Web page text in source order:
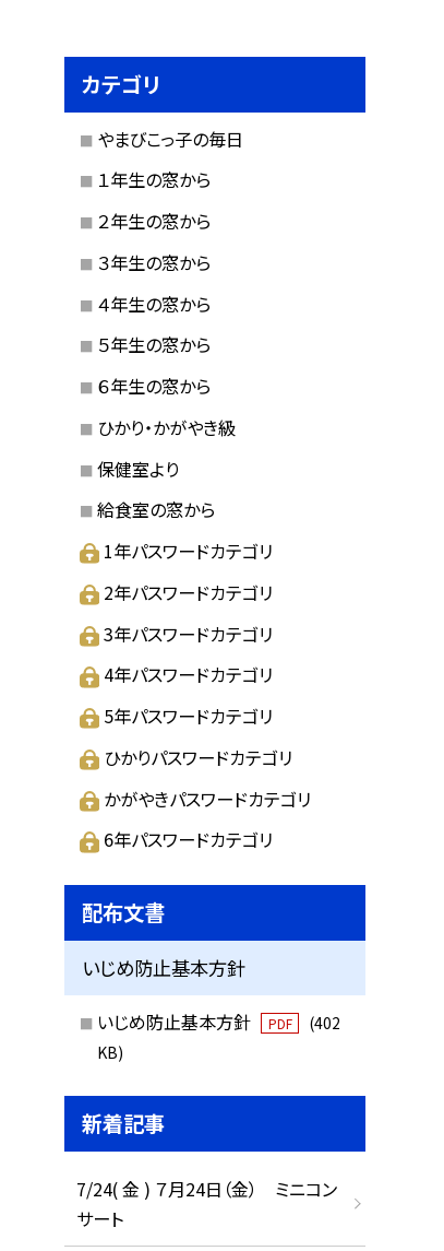
カテゴリ
やまびこっ子の毎日
１年生の窓から
２年生の窓から
３年生の窓から
４年生の窓から
５年生の窓から
６年生の窓から
ひかり・かがやき級
保健室より
給食室の窓から
1年パスワードカテゴリ
2年パスワードカテゴリ
3年パスワードカテゴリ
4年パスワードカテゴリ
5年パスワードカテゴリ
ひかりパスワードカテゴリ
かがやきパスワードカテゴリ
6年パスワードカテゴリ
配布文書
いじめ防止基本方針
いじめ防止基本方針 PDF
(402
KB)
新着記事
7/24( 金 ) ７月24日（金） ミニコン
サート